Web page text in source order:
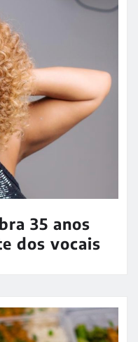
35 anos
dos vocais